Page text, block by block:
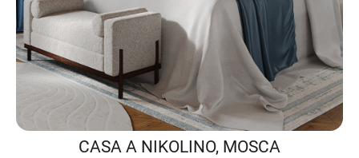
CASA A NIKOLINO, MOSCA